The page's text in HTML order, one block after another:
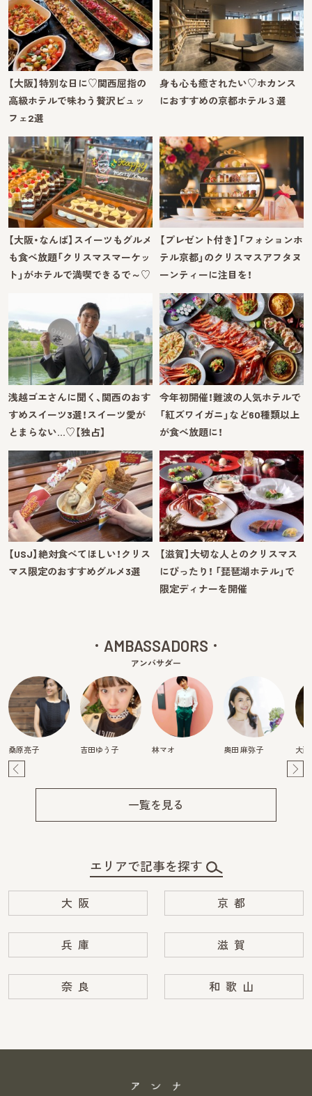
【大阪】特別な日に♡関西屈指の
高級ホテルで味わう贅沢ビュッ
フェ2選
身も心も癒されたい♡ホカンス
におすすめの京都ホテル３選
【大阪・なんば】スイーツもグルメ
も食べ放題「クリスマスマーケッ
ト」がホテルで満喫できるで～♡
【プレゼント付き】「フォションホ
テル京都」のクリスマスアフタヌ
ーンティーに注目を！
浅越ゴエさんに聞く、関西のおす
すめスイーツ3選！スイーツ愛が
とまらない…♡【独占】
今年初開催！難波の人気ホテルで
「紅ズワイガニ」など60種類以上
が食べ放題に！
【USJ】絶対食べてほしい！クリス
マス限定のおすすめグルメ3選
【滋賀】大切な人とのクリスマス
にぴったり！ 「琵琶湖ホテル」で
限定ディナーを開催
AMBASSADORS
アンバサダー
桑原亮子 吉田ゆう子 林マオ 奥田 麻弥子 大
一覧を見る
エリアで記事を探す
大阪 京都
兵庫 滋賀
奈良 和歌山